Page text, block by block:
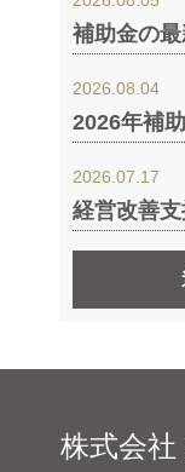
補助金の
2026.08.04
2026年補
2026.07.17
経営改善
株式会社